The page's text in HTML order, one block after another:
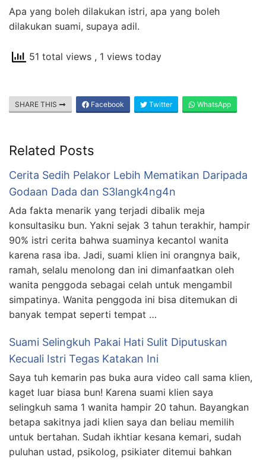
Apa yang boleh dilakukan istri, apa yang boleh
dilakukan suami, supaya adil.
51 total views , 1 views today
SHARE THIS Facebook Twitter WhatsApp
Related Posts
Cerita Sedih Pelakor Lebih Mematikan Daripada
Godaan Dada dan S3langk4ng4n
Ada fakta menarik yang terjadi dibalik meja
konsultasiku bun. Yakni sejak 3 tahun terakhir, hampir
90% istri cerita bahwa suaminya kecantol wanita
karena rasa iba. Jadi, suami klien ini orangnya baik,
ramah, selalu menolong dan ini dimanfaatkan oleh
wanita penggoda sebagai celah untuk mengambil
simpatinya. Wanita penggoda ini bisa ditemukan di
banyak tempat seperti tempat …
Suami Selingkuh Pakai Hati Sulit Diputuskan
Kecuali Istri Tegas Katakan Ini
Saya tuh kemarin pas buka aura video call sama klien,
kaget luar biasa bun! Karena suami klien saya
selingkuh sama 1 wanita hampir 20 tahun. Bayangkan
betapa sakitnya jadi klien saya dan beliau memilih
untuk bertahan. Sudah ikhtiar kesana kemari, sudah
puluhan ustad, psikolog, psikiater ditemui bahkan